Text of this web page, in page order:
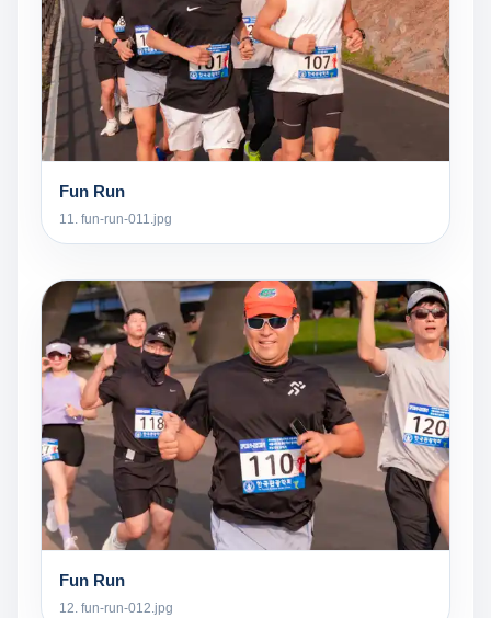
Fun Run
11. fun-run-011.jpg
Fun Run
12. fun-run-012.jpg